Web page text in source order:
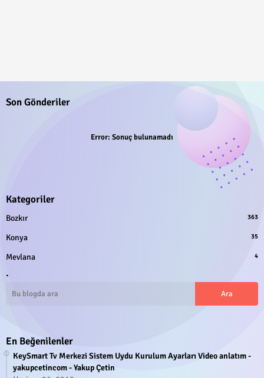
Son Gönderiler
Error: Sonuç bulunamadı
Kategoriler
Bozkır 363
Konya 35
Mevlana 4
.
En Beğenilenler
KeySmart Tv Merkezi Sistem Uydu Kurulum Ayarları Video anlatım -
yakupcetincom - Yakup Çetin